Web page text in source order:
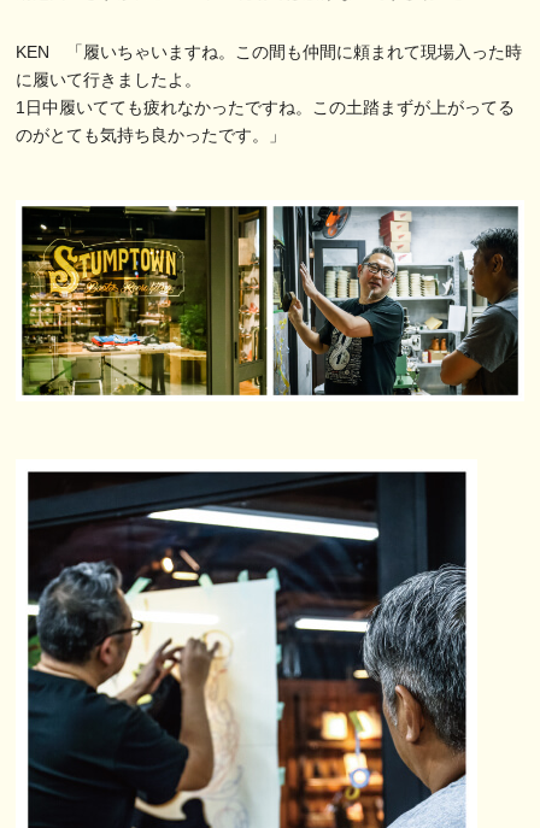
KEN 「履いちゃいますね。この間も仲間に頼まれて現場入った時
に履いて行きましたよ。
1日中履いてても疲れなかったですね。この土踏まずが上がってる
のがとても気持ち良かったです。」